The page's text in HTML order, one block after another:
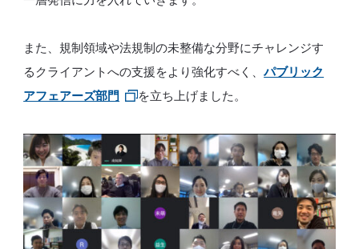
また、規制領域や法規制の未整備な分野にチャレンジす
るクライアントへの支援をより強化すべく、パブリック
アフェアーズ部門
を立ち上げました。